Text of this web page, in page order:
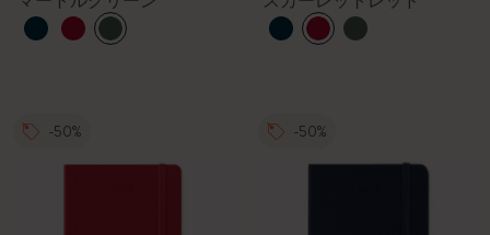
-50% -50%